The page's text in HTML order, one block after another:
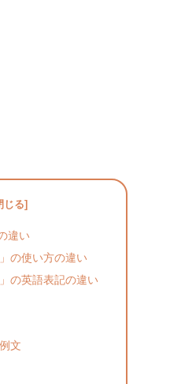
違い
の使い方の違い
の英語表記の違い
文